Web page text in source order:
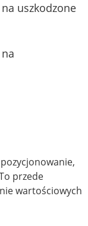
uszkodzone
przede
wartościowych